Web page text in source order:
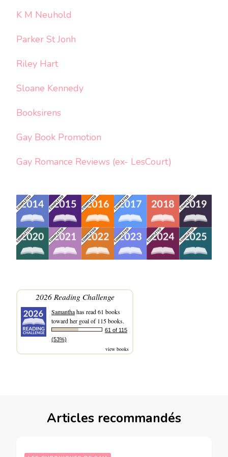
K M Neuhold
Parker St Jonh
Riley Hart
Sloane Kennedy
Booksirens
Gay Book Promotion
Gay Romance Reviews (ex- LesCourt)
2026 Reading Challenge
Samanthahas read 61 books
toward her goal of 115 books.
61 of 115
(53%)
view books
Articles recommandés